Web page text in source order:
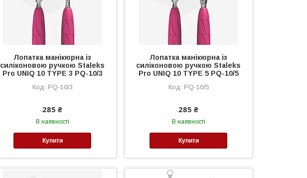
Лопатка манікюрна із
силіконовою ручкою Staleks
Pro UNIQ 10 TYPE 3 PQ-10/3
PQ-10/3
285 ₴
В наявності
Купити
Лопатка манікюрна із
силіконовою ручкою Staleks
Pro UNIQ 10 TYPE 5 PQ-10/5
PQ-10/5
285 ₴
В наявності
Купити